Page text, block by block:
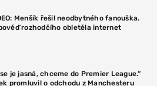
Menšík řešil neodbytného fanouška.
rozhodčího obletěla internet
je jasná, chceme do Premier League.“
promluvil o odchodu z Manchesteru